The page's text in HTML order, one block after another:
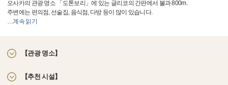
오사카의 관광 명소 「도톤보리」에 있는 글리코의 간판에서 불과 800m.
주변에는 편의점, 선술집, 음식점, 다방 등이 많이 있습니다.
…계속 읽기
【관광 명소】
【추천 시설】